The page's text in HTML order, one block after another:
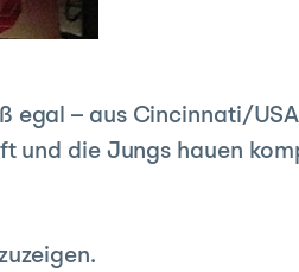
egal – aus Cincinnati/
und die Jungs hauen